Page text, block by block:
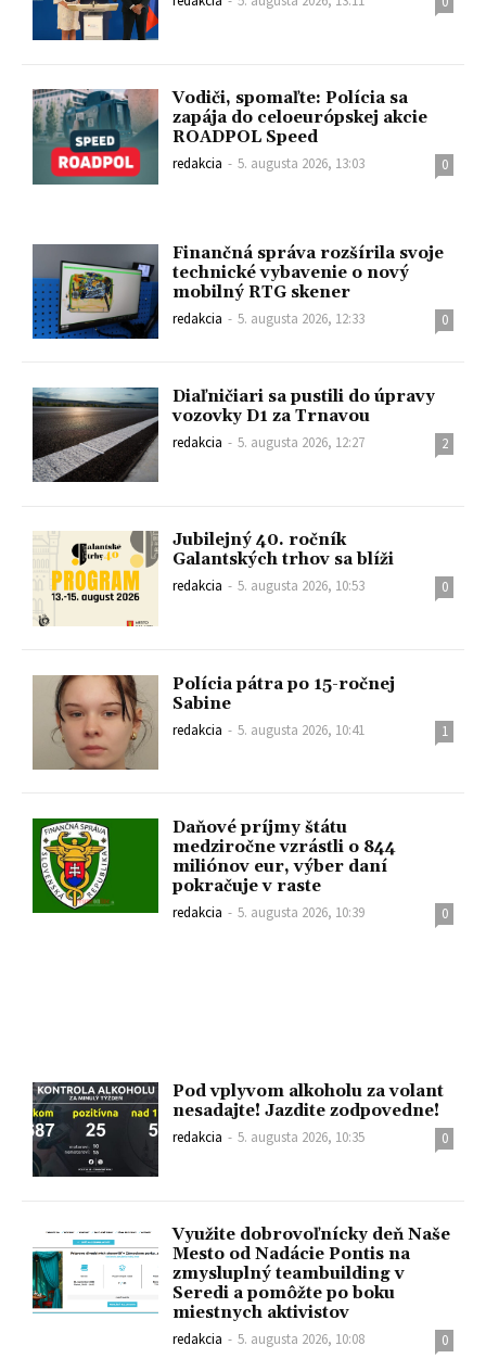
Vodiči, spomaľte: Polícia sa
zapája do celoeurópskej akcie
ROADPOL Speed
redakcia - 5. augusta 2026, 13:03 0
Finančná správa rozšírila svoje
technické vybavenie o nový
mobilný RTG skener
redakcia - 5. augusta 2026, 12:33 0
Diaľničiari sa pustili do úpravy
vozovky D1 za Trnavou
redakcia - 5. augusta 2026, 12:27 2
Jubilejný 40. ročník
Galantských trhov sa blíži
redakcia - 5. augusta 2026, 10:53 0
Polícia pátra po 15-ročnej
Sabine
redakcia - 5. augusta 2026, 10:41 1
Daňové príjmy štátu
medziročne vzrástli o 844
miliónov eur, výber daní
pokračuje v raste
redakcia - 5. augusta 2026, 10:39 0
Pod vplyvom alkoholu za volant
nesadajte! Jazdite zodpovedne!
redakcia - 5. augusta 2026, 10:35 0
Využite dobrovoľnícky deň Naše
Mesto od Nadácie Pontis na
zmysluplný teambuilding v
Seredi a pomôžte po boku
miestnych aktivistov
redakcia - 5. augusta 2026, 10:08 0